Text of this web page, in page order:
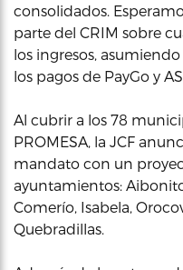
consolidados.
parte del CRIM sobre
los ingresos,
los pagos de PayGo y
Al cubrir a los 78
PROMESA, la JCF
mandato con un
ayuntamientos:
Comerío, Isabela,
Quebradillas.